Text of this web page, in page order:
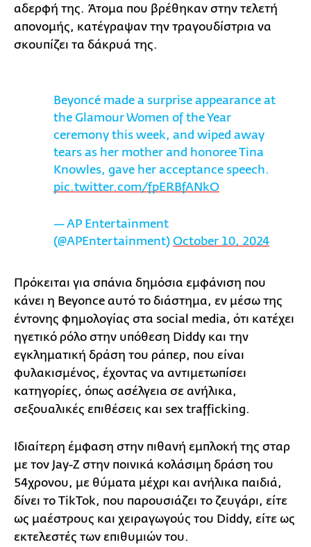
αδερφή της. Άτομα που βρέθηκαν στην τελετή
απονομής, κατέγραψαν την τραγουδίστρια να
σκουπίζει τα δάκρυά της.
Beyoncé made a surprise appearance at
the Glamour Women of the Year
ceremony this week, and wiped away
tears as her mother and honoree Tina
Knowles, gave her acceptance speech.
pic.twitter.com/fpERBfANkO
— AP Entertainment
(@APEntertainment) October 10, 2024
Πρόκειται για σπάνια δημόσια εμφάνιση που
κάνει η Beyonce αυτό το διάστημα, εν μέσω της
έντονης φημολογίας στα social media, ότι κατέχει
ηγετικό ρόλο στην υπόθεση Diddy και την
εγκληματική δράση του ράπερ, που είναι
φυλακισμένος, έχοντας να αντιμετωπίσει
κατηγορίες, όπως ασέλγεια σε ανήλικα,
σεξουαλικές επιθέσεις και sex trafficking.
Ιδιαίτερη έμφαση στην πιθανή εμπλοκή της σταρ
με τον Jay-Z στην ποινικά κολάσιμη δράση του
54χρονου, με θύματα μέχρι και ανήλικα παιδιά,
δίνει το TikTok, που παρουσιάζει το ζευγάρι, είτε
ως μαέστρους και χειραγωγούς του Diddy, είτε ως
εκτελεστές των επιθυμιών του.